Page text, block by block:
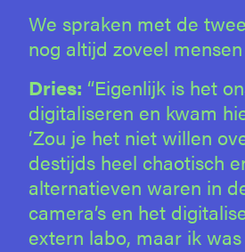
We spraken met de
nog altijd zoveel
Dries: “Eigenlijk is het
digitaliseren en kwam
‘Zou je het niet willen
destijds heel chaotisch
alternatieven waren in
camera’s en het
extern labo, maar ik